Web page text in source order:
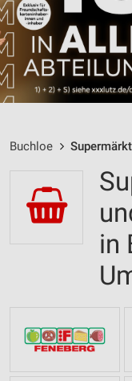
Buchloe
in